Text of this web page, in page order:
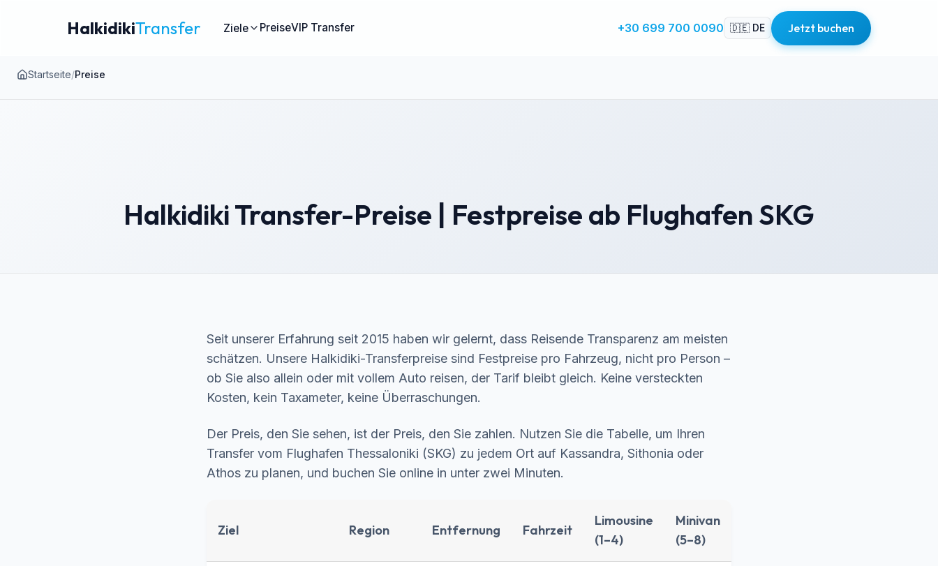
HalkidikiTransfer Ziele PreiseVIP Transfer +30 699 700 0090 🇩🇪 DE Jetzt buchen
Startseite/Preise
Halkidiki Transfer-Preise | Festpreise ab Flughafen SKG
Seit unserer Erfahrung seit 2015 haben wir gelernt, dass Reisende Transparenz am meisten
schätzen. Unsere Halkidiki-Transferpreise sind Festpreise pro Fahrzeug, nicht pro Person –
ob Sie also allein oder mit vollem Auto reisen, der Tarif bleibt gleich. Keine versteckten
Kosten, kein Taxameter, keine Überraschungen.
Der Preis, den Sie sehen, ist der Preis, den Sie zahlen. Nutzen Sie die Tabelle, um Ihren
Transfer vom Flughafen Thessaloniki (SKG) zu jedem Ort auf Kassandra, Sithonia oder
Athos zu planen, und buchen Sie online in unter zwei Minuten.
Ziel Region Entfernung Fahrzeit
Limousine
(1–4)
Minivan
(5–8)